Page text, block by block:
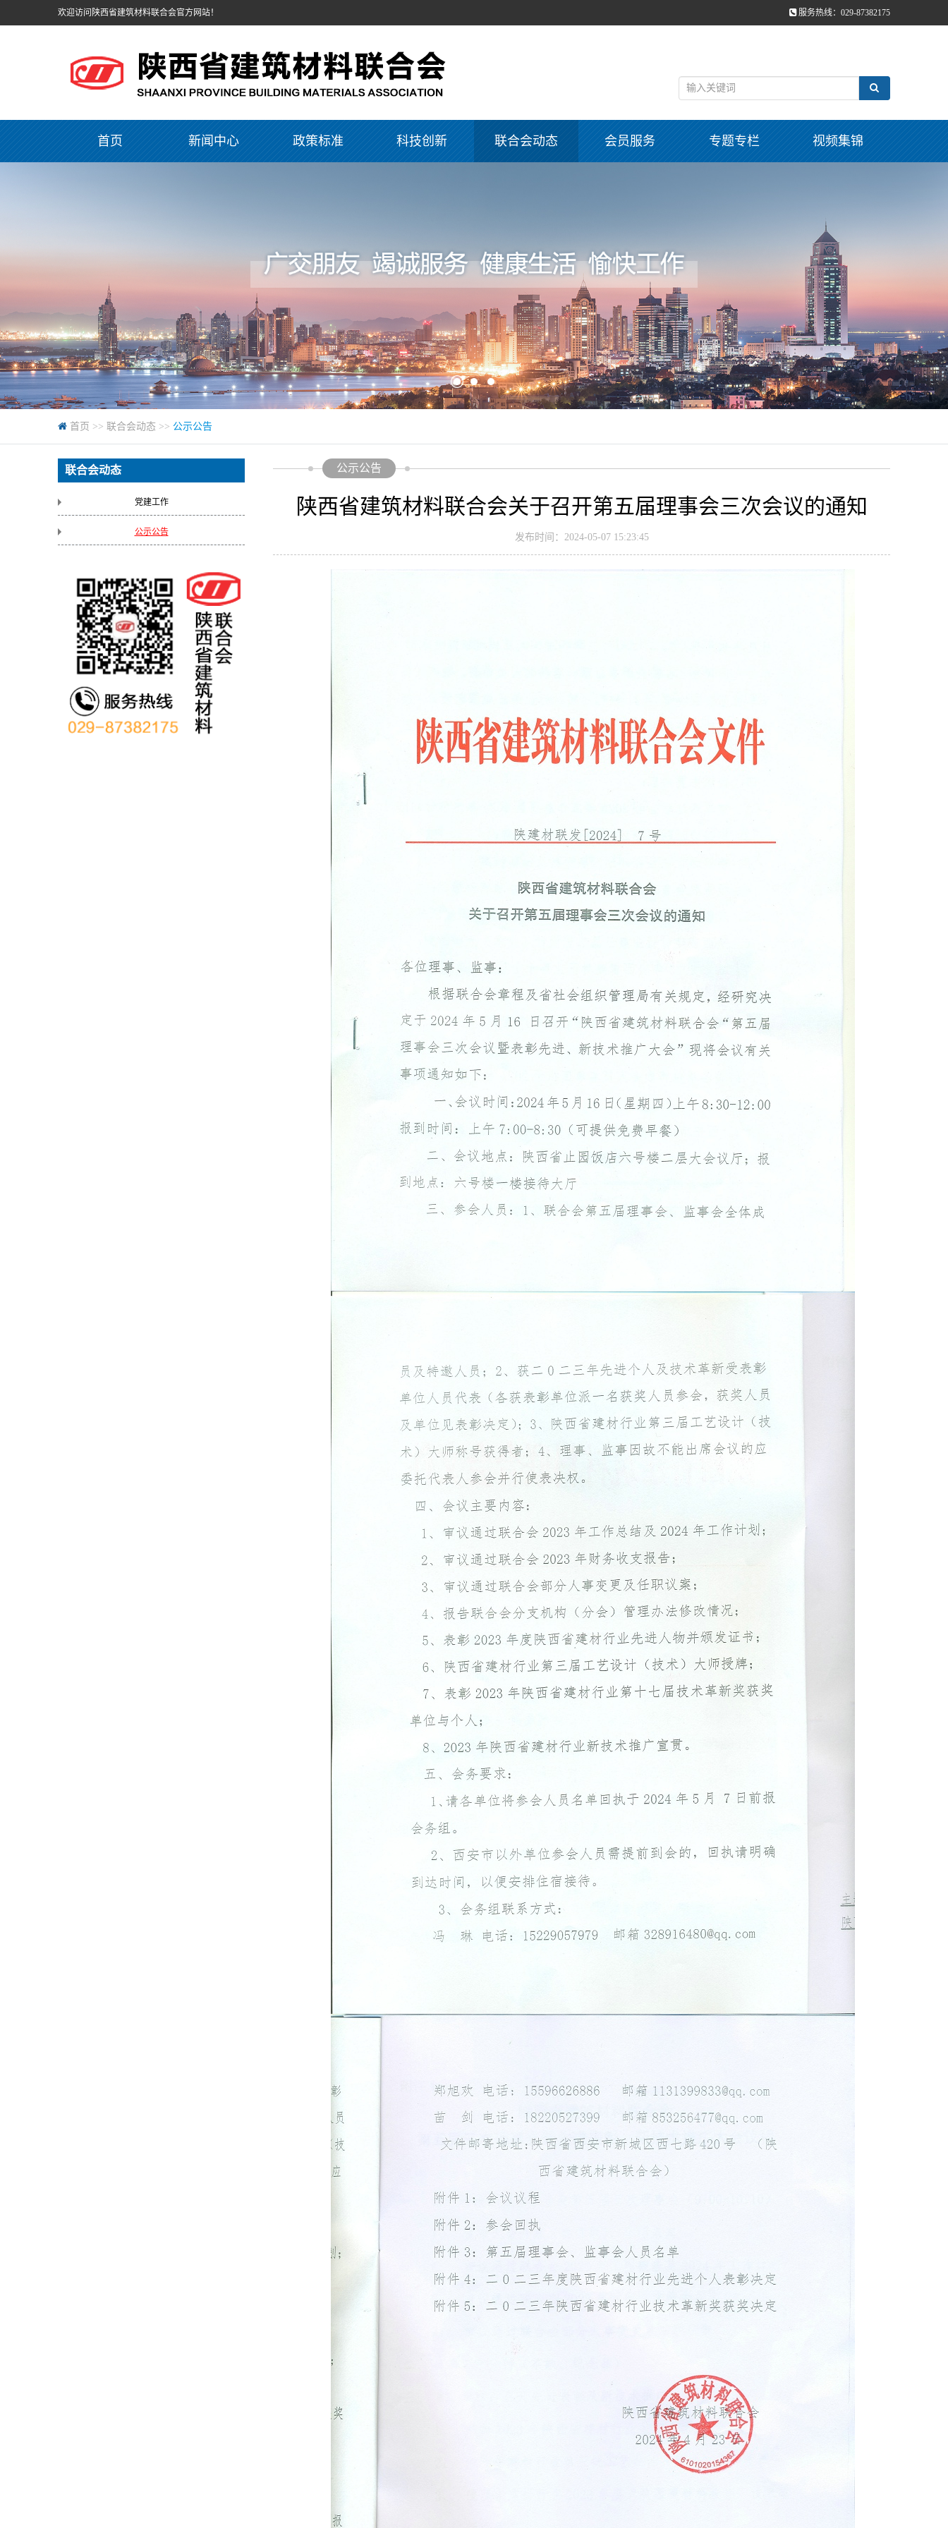
服务热线：029-87382175
欢迎访问陕西省建筑材料联合会官方网站！
首页 新闻中心 政策标准 科技创新 联合会动态 会员服务 专题专栏 视频集锦
首页 >> 联合会动态 >> 公示公告
联合会动态
党建工作
公示公告
公示公告
陕西省建筑材料联合会关于召开第五届理事会三次会议的通知
发布时间：2024-05-07 15:23:45